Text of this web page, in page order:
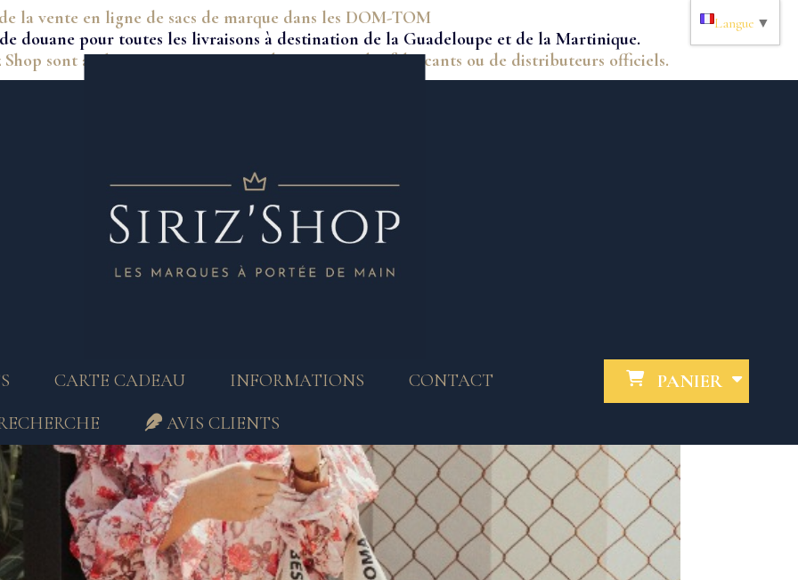
la vente en ligne de sacs de marque dans les DOM-TOM
douane pour toutes les livraisons à destination de la Guadeloupe et de la Martinique.
sont authentiques et viennent directement des fabricants ou de distributeurs officiels.
CARTE CADEAU INFORMATIONS
CONTACT
AVIS CLIENTS
PANIER
Langue ▼